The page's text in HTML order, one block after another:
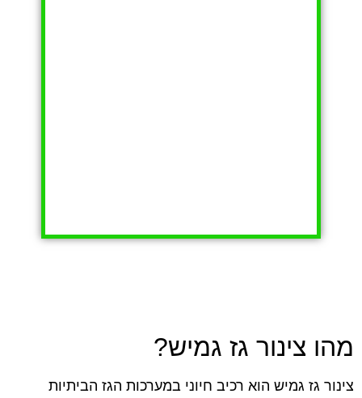
מהו צינור גז גמיש?
צינור גז גמיש הוא רכיב חיוני במערכות הגז הביתיות